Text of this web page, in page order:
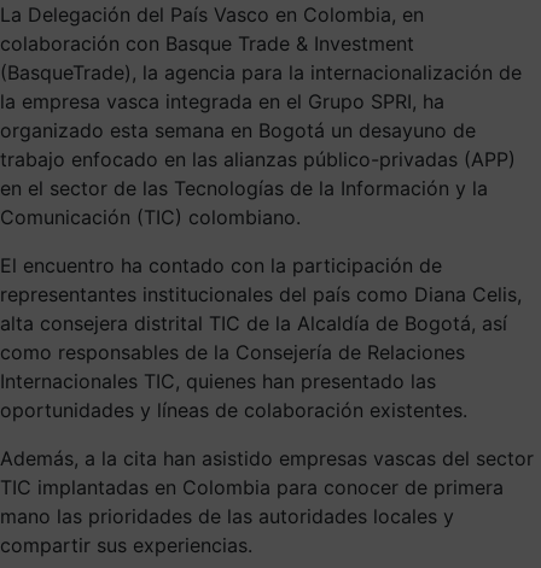
La Delegación del País Vasco en Colombia, en
colaboración con Basque Trade & Investment
(BasqueTrade), la agencia para la internacionalización de
la empresa vasca integrada en el Grupo SPRI, ha
organizado esta semana en Bogotá un desayuno de
trabajo enfocado en las alianzas público-privadas (APP)
en el sector de las Tecnologías de la Información y la
Comunicación (TIC) colombiano.
El encuentro ha contado con la participación de
representantes institucionales del país como Diana Celis,
alta consejera distrital TIC de la Alcaldía de Bogotá, así
como responsables de la Consejería de Relaciones
Internacionales TIC, quienes han presentado las
oportunidades y líneas de colaboración existentes.
Además, a la cita han asistido empresas vascas del sector
TIC implantadas en Colombia para conocer de primera
mano las prioridades de las autoridades locales y
compartir sus experiencias.